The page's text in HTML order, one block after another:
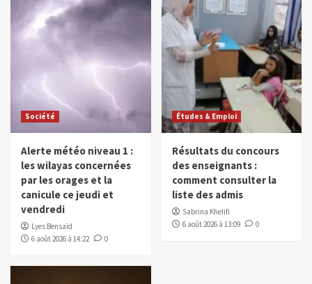
Société
Alerte météo niveau 1 :
les wilayas concernées
par les orages et la
canicule ce jeudi et
vendredi
Lyes Bensaïd
6 août 2026 à 14:22
0
Études & Emploi
Résultats du concours
des enseignants :
comment consulter la
liste des admis
Sabrina Khelifi
6 août 2026 à 13:09
0